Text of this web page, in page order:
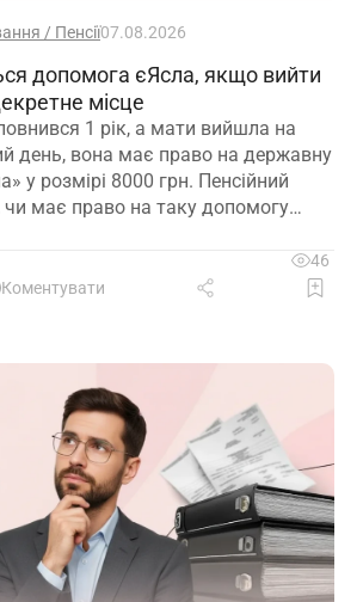
/ Пенсії07.08.2026
допомога єЯсла, якщо вийти
місце
1 рік, а мати вийшла на
день, вона має право на державну
у розмірі 8000 грн. Пенсійний
має право на таку допомогу
46
Коментувати